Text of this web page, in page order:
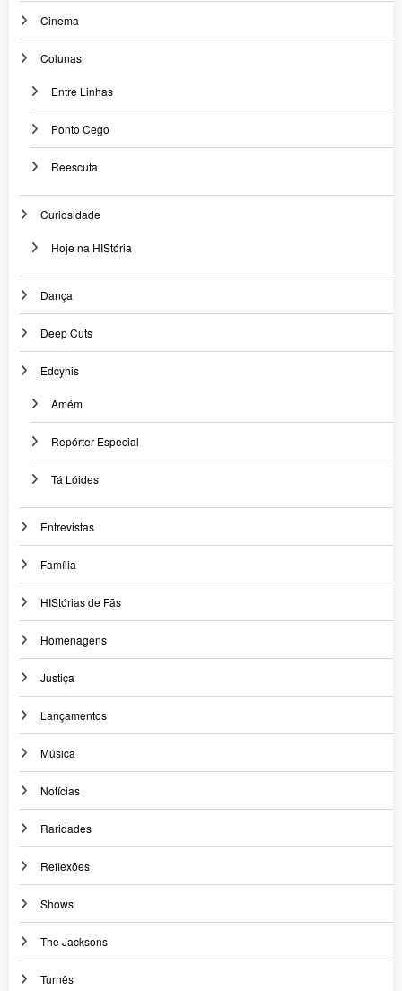
Cinema
Colunas
Entre Linhas
Ponto Cego
Reescuta
Curiosidade
Hoje na HIStória
Dança
Deep Cuts
Edcyhis
Amém
Repórter Especial
Tá Lóides
Entrevistas
Família
HIStórias de Fãs
Homenagens
Justiça
Lançamentos
Música
Notícias
Raridades
Reflexões
Shows
The Jacksons
Turnês